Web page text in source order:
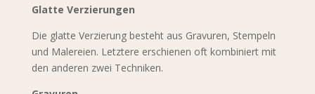
Glatte Verzierungen
Die glatte Verzierung besteht aus Gravuren, Stempeln
und Malereien. Letztere erschienen oft kombiniert mit
den anderen zwei Techniken.